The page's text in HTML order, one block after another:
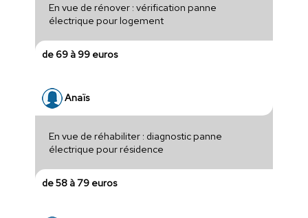
En vue de rénover : vérification panne
électrique pour logement
de 69 à 99 euros
Anaïs
En vue de réhabiliter : diagnostic panne
électrique pour résidence
de 58 à 79 euros